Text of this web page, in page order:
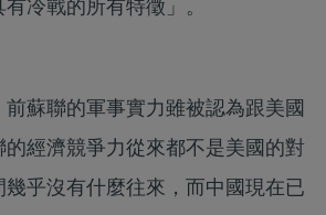
冷戰的所有特徵」。
蘇聯的軍事實力雖被認為跟美國
經濟競爭力從來都不是美國的對
乎沒有什麼往來，而中國現在已